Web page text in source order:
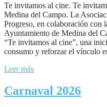
Te invitamos al cine. Te
Medina del Campo. La
Progreso, en colaboración con
Ayuntamiento de Medina del
“Te invitamos al cine”, una
consumo y reforzar el vínculo
Leer más
Carnaval 2026